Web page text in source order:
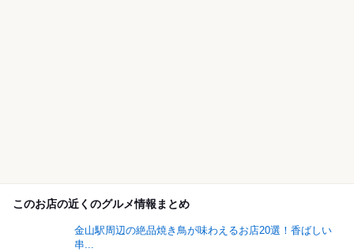
このお店の近くのグルメ情報まとめ
金山駅周辺の絶品焼き鳥が味わえるお店20選！香ばしい
串...